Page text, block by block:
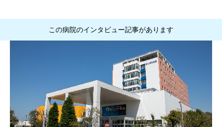
この病院のインタビュー記事があります